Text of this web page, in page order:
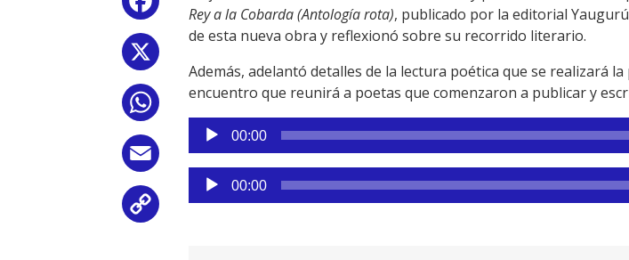
Facebook
Email
Copy
Rey a la Cobarda (Antología rota), publicado por la editorial
de esta nueva obra y reflexionó sobre su recorrido literario.
Además, adelantó detalles de la lectura poética que se realizará
encuentro que reunirá a poetas que comenzaron a publicar y
Reproductor
de
audio
00:00
Reproductor
de
00:00